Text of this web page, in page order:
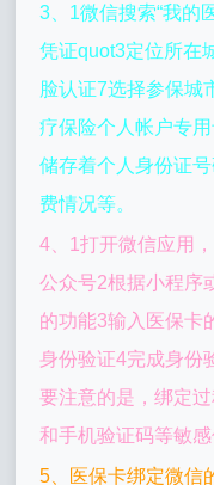
3、1微信搜索“我的
凭证quot3定位所在
脸认证7选择参保城
疗保险个人帐户专
储存着个人身份证
费情况等。
4、1打开微信应用
公众号2根据小程序
的功能3输入医保卡
身份验证4完成身份
要注意的是，绑定
和手机验证码等敏
5、医保卡绑定微信